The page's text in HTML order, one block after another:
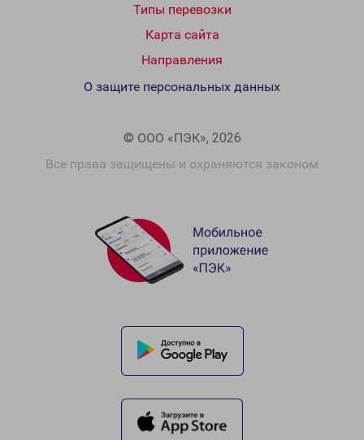
Типы перевозки
Карта сайта
Направления
© ООО «ПЭК», 2026
Все права защищены и охраняются законом
О защите персональных данных